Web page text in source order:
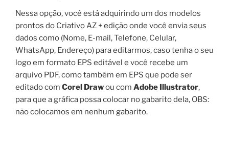
Nessa opção, você está adquirindo um dos modelos
prontos do Criativo AZ + edição onde você envia seus
dados como (Nome, E-mail, Telefone, Celular,
WhatsApp, Endereço) para editarmos, caso tenha o seu
logo em formato EPS editável e você recebe um
arquivo PDF, como também em EPS que pode ser
editado com Corel Drawou com Adobe Illustrator,
para que a gráfica possa colocar no gabarito dela, OBS:
não colocamos em nenhum gabarito.